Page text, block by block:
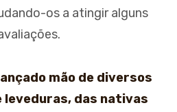
os a atingir alguns
mão de diversos
leveduras, das nativas